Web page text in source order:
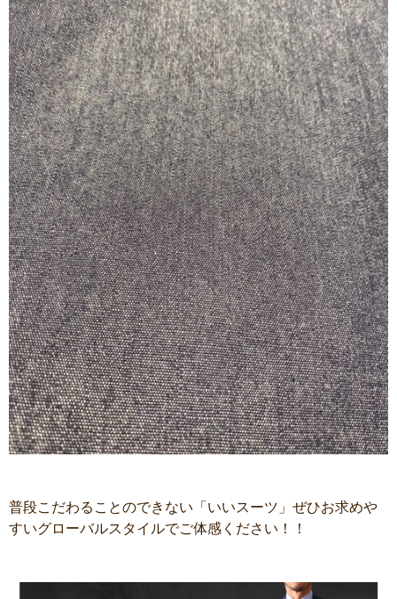
普段こだわることのできない「いいスーツ」ぜひお求めや
すいグローバルスタイルでご体感ください！！